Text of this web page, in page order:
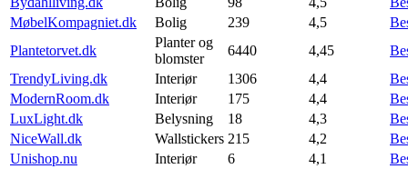
MøbelKompagniet.dk
Bolig 239 4,5
Plantetorvet.dk
Planter og
blomster
6440 4,45
TrendyLiving.dk
Interiør 1306 4,4
ModernRoom.dk
Interiør 175 4,4
LuxLight.dk
Belysning 18 4,3
NiceWall.dk
Wallstickers 215 4,2
Unishop.nu
Interiør 6 4,1